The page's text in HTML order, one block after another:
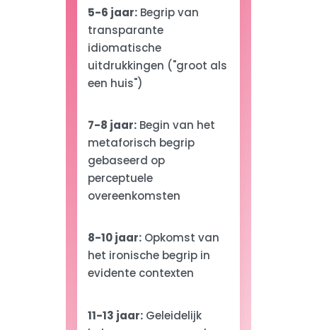
5-6 jaar:Begrip van
transparante
idiomatische
uitdrukkingen ("groot als
een huis")
7-8 jaar:Begin van het
metaforisch begrip
gebaseerd op
perceptuele
overeenkomsten
8-10 jaar:Opkomst van
het ironische begrip in
evidente contexten
11-13 jaar:Geleidelijk